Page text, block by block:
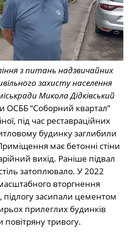
з питань надзвичайних
захисту населення
Микола Дідківський
ОСББ “Соборний квартал”
під час реставраційних
будинку заглибили
має бетонні стіни
вихід. Раніше підвал
затоплювало. У 2022
вторгнення
підлогу засипали цементом
прилеглих будинків
тривогу.